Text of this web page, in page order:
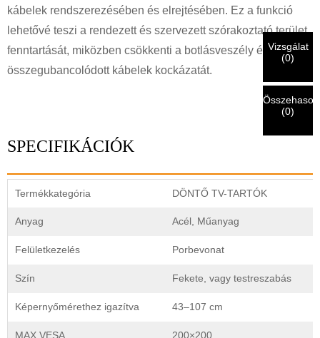
kábelek rendszerezésében és elrejtésében. Ez a funkció
lehetővé teszi a rendezett és szervezett szórakoztató terület
fenntartását, miközben csökkenti a botlásveszély és az
összegubancolódott kábelek kockázatát.
SPECIFIKÁCIÓK
Termékkategória DÖNTŐ TV-TARTÓK
Anyag Acél, Műanyag
Felületkezelés Porbevonat
Szín Fekete, vagy testreszabás
Képernyőmérethez igazítva 43–107 cm
MAX VESA 200×200
Én vagyok
Új látogató
hogy ellenőrizhessük, valóban Ön a CHARM ügyfele.
Beküldés előtt kérjükÖSSZES ELLENŐRZÉSE
A helytelen információk a küldemény hibás
Megkaptuk a kérését, és meg fogjuk tenniELLENŐRZÉSa
beküldött
hitelesítési és engedélyezési információk. Miután a
A személyazonosság ellenőrzése után e-mailben értesítést
Vizsgálat
(0)
(0)